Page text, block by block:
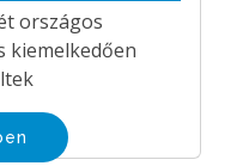
országos
kiemelkedően